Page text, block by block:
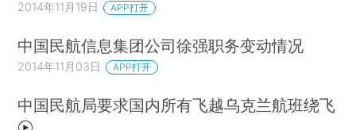
2014年11月19日 APP打开
中国民航信息集团公司徐强职务变动情况
2014年11月03日 APP打开
中国民航局要求国内所有飞越乌克兰航班绕飞